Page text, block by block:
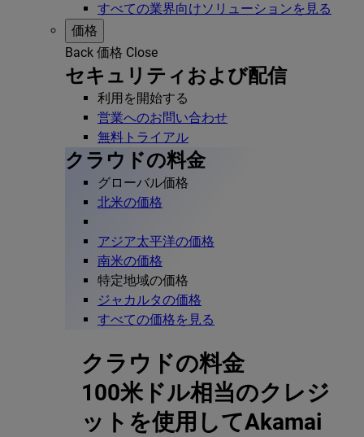
すべての業界向けソリューションを見る
価格
Back 価格 Close
セキュリティおよび配信
利用を開始する
営業へのお問い合わせ
無料トライアル
クラウドの料金
グローバル価格
北米の価格
アジア太平洋の価格
南米の価格
特定地域の価格
ジャカルタの価格
すべての価格を見る
クラウドの料金
100米ドル相当のクレジ
ットを使用してAkamai